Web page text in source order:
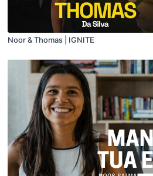
Noor & Thomas | IGNITE